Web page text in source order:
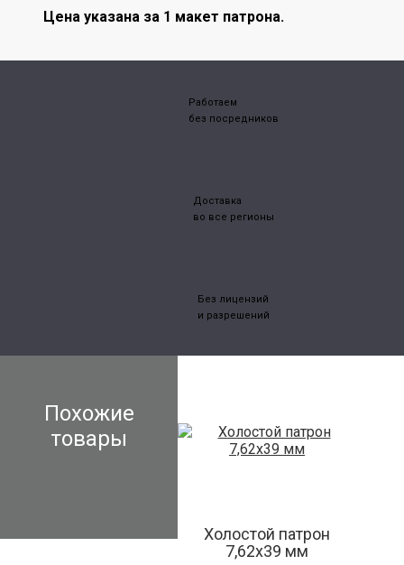
Цена указана за 1 макет патрона.
Работаем
без посредников
Доставка
во все регионы
Без лицензий
и разрешений
Похожие
товары
Холостой патрон
7,62х39 мм